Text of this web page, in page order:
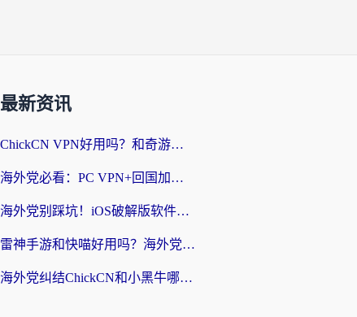
最新资讯
ChickCN VPN好用吗？和奇游手游VPN对比哪个回国效果更好？海外党亲测实用指南
海外党必看：PC VPN+回国加速器怎么选？无缝访问国内资源全攻略
海外党别踩坑！iOS破解版软件不可靠？教你选对回国加速器无缝看国内资源
雷神手游和快喵好用吗？海外党亲测5款回国加速器，附斧牛Bling对比+微信视频号解决办法
海外党纠结ChickCN和小黑牛哪个好？一篇帮你选对回国加速器的实用指南